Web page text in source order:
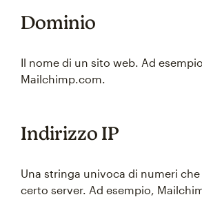
Dominio
Il nome di un sito web. Ad
Mailchimp.com.
Indirizzo IP
Una stringa univoca di numeri
certo server. Ad esempio,